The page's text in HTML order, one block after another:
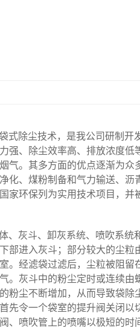
式除尘技术，是我公司研制开
强、除尘效率高、排放浓度低
气。其多方面的优点逐渐为众
化、煤粉制备和气力输送、沥
家环保列为实用技术项目，并
、灰斗、卸灰系统、喷吹系统
部进入灰斗；部分较大的尘粒
。经滤袋过滤后，尘粒被阻留
。灰斗中的粉尘定时或连续由
粉尘不断增加，从而导致袋除
先令一个袋室的提升阀关闭以
、喷吹管上的喷嘴以极短的时